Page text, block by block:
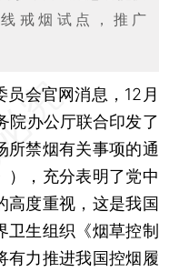
戒烟试点，推广
会官网消息，12月
院办公厅联合印发了
所禁烟有关事项的通
），充分表明了党中
高度重视，这是我国
生组织《烟草控制
有力推进我国控烟履